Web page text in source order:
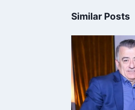
Similar Posts